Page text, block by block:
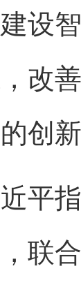
设
改
创
指
联